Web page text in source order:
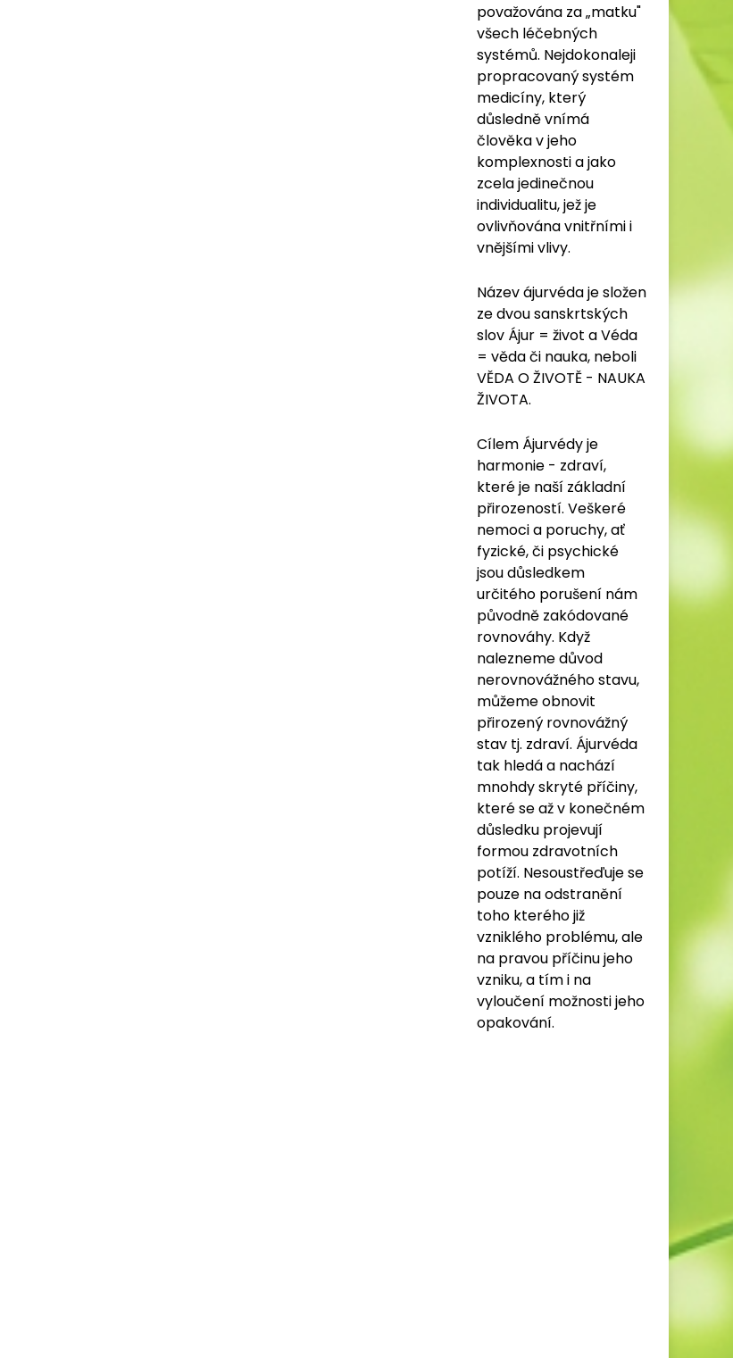
považována za „matku"
všech léčebných
systémů. Nejdokonaleji
propracovaný systém
medicíny, který
důsledně vnímá
člověka v jeho
komplexnosti a jako
zcela jedinečnou
individualitu, jež je
ovlivňována vnitřními i
vnějšími vlivy.
Název ájurvéda je složen
ze dvou sanskrtských
slov Ájur = život a Véda
= věda či nauka, neboli
VĚDA O ŽIVOTĚ - NAUKA
ŽIVOTA.
Cílem Ájurvédy je
harmonie - zdraví,
které je naší základní
přirozeností. Veškeré
nemoci a poruchy, ať
fyzické, či psychické
jsou důsledkem
určitého porušení nám
původně zakódované
rovnováhy. Když
nalezneme důvod
nerovnovážného stavu,
můžeme obnovit
přirozený rovnovážný
stav tj. zdraví. Ájurvéda
tak hledá a nachází
mnohdy skryté příčiny,
které se až v konečném
důsledku projevují
formou zdravotních
potíží. Nesoustřeďuje se
pouze na odstranění
toho kterého již
vzniklého problému, ale
na pravou příčinu jeho
vzniku, a tím i na
vyloučení možnosti jeho
opakování.